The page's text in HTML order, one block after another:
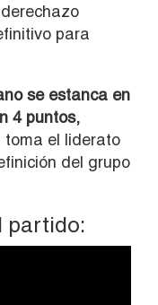
para
se estanca en
4 puntos,
toma el liderato
del grupo
partido: